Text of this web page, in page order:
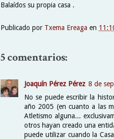
Balaídos su propia casa .
Publicado por Txema Ereaga en
5 comentarios:
Joaquín Pérez Pérez 8 de
No se puede escribir la
año 2005 (en cuanto a las
Atletismo alguna...
otros hayan creado una
puede utilizar cuando la